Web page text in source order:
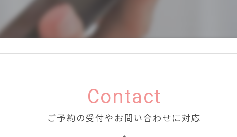
ご予約の受付やお問い合わせに対応
Contact